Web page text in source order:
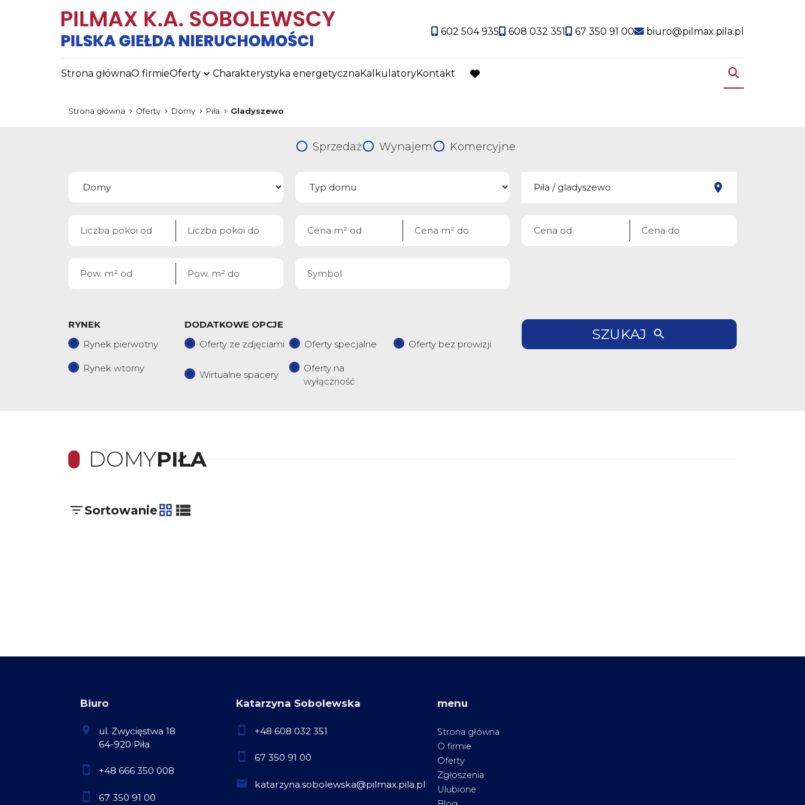
602 504 935 608 032 351 67 350 91 00 biuro@pilmax.pila.pl
Strona głównaO firmieOferty Charakterystyka energetycznaKalkulatoryKontakt
favorite
Strona główna Oferty Domy Piła Gladyszewo
Sprzedaż Wynajem Komercyjne
RYNEK
Rynek pierwotny
Rynek wtorny
DODATKOWE OPCJE
Oferty ze zdjęciami
Oferty specjalne Oferty bez prowizji
Wirtualne spacery
Oferty na
wyłączność
SZUKAJ
DOMYPIŁA
Sortowanie
tabela
lista
Biuro
ul. Zwycięstwa 18
64-920 Piła
+48 666 350 008
67 350 91 00
Katarzyna Sobolewska
+48 608 032 351
67 350 91 00
katarzyna.sobolewska@pilmax.pila.pl
menu
Strona główna
O firmie
Oferty
Zgłoszenia
Ulubione